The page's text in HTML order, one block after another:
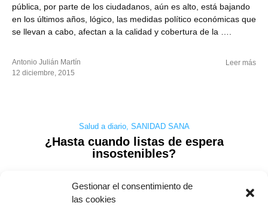
Gestionar el consentimiento de
las cookies
pública, por parte de los ciudadanos, aún es alto, está bajando
en los últimos años, lógico, las medidas político económicas que
se llevan a cabo, afectan a la calidad y cobertura de la ….
Antonio Julián Martín
12 diciembre, 2015
Leer más
Salud a diario, SANIDAD SANA
¿Hasta cuando listas de espera
insostenibles?
Cuando se entra en El Portal de Salud de la Junta de Castilla y